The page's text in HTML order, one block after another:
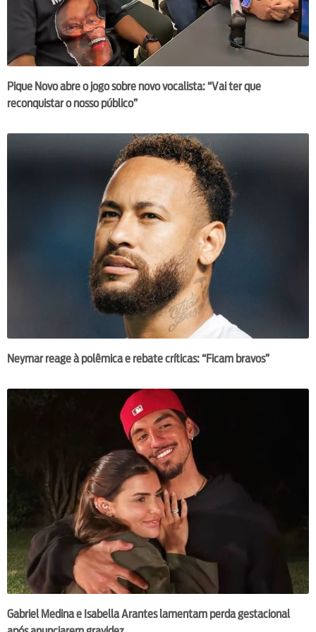
Pique Novo abre o jogo sobre novo vocalista: “Vai ter que
reconquistar o nosso público”
Neymar reage à polêmica e rebate críticas: “Ficam bravos”
Gabriel Medina e Isabella Arantes lamentam perda gestacional